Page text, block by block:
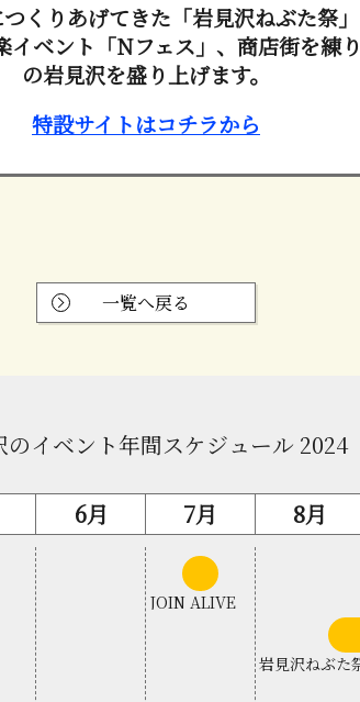
くりあげてきた「岩見沢ねぶた祭
イベント「Nフェス」、商店街を練
の岩見沢を盛り上げます。
特設サイトはコチラから
一覧へ戻る
のイベント年間スケジュール 2024
6月 7月
JOIN ALIVE
中
旬
8月
岩見沢ねぶた